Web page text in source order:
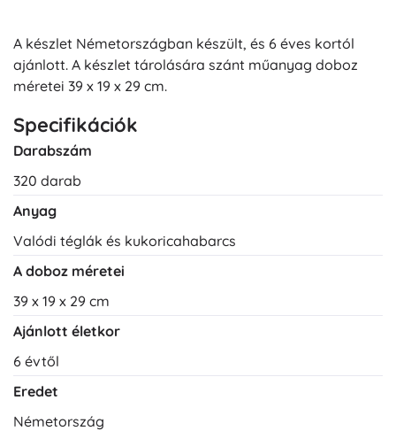
A készlet Németországban készült, és 6 éves kortól
ajánlott. A készlet tárolására szánt műanyag doboz
méretei 39 x 19 x 29 cm.
Specifikációk
Darabszám
320 darab
Anyag
Valódi téglák és kukoricahabarcs
A doboz méretei
39 x 19 x 29 cm
Ajánlott életkor
6 évtől
Eredet
Németország